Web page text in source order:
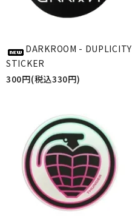
DARKROOM - DUPLICITY
STICKER
300円(税込330円)